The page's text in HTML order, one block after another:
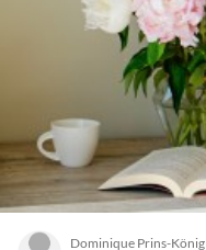
Dominique Prins-König